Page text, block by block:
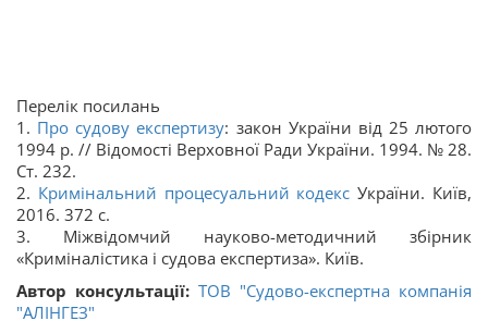
Перелік посилань
1. Про судову експертизу: закон України від 25 лютого
1994 р. // Відомості Верховної Ради України. 1994. № 28.
Ст. 232.
2. Кримінальний процесуальний кодекс України. Київ,
2016. 372 с.
3. Міжвідомчий науково-методичний збірник
«Криміналістика і судова експертиза». Київ.
Автор консультації: ТОВ "Судово-експертна компанія
"АЛІНГЕЗ"